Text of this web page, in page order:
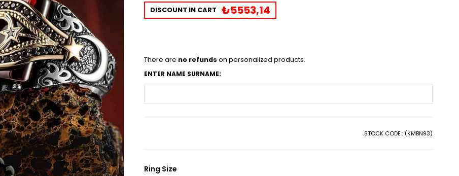
DISCOUNT IN CART ₺5553,14
There are no refunds on personalized products.
ENTER NAME SURNAME:
STOCK CODE (KMBN93)
Ring Size